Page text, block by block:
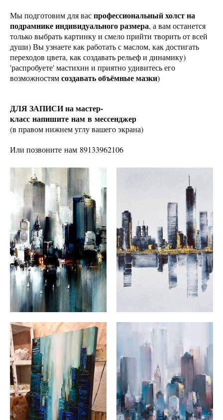
Мы подготовим для васпрофессиональный холст на
подрамнике индивидуального размера, а вам останется
только выбрать картинку и смело прийти творить от всей
души) Вы узнаете как работать с маслом, как достигать
переходов цвета, как создавать рельеф и динамику)
'распробуете' мастихин и приятно удивитесь его
возможностямсоздавать объёмные мазки)
ДЛЯ ЗАПИСИ на мастер-
класс напишите нам в мессенджер
(в правом нижнем углу вашего экрана)
Или позвоните нам 89133962106